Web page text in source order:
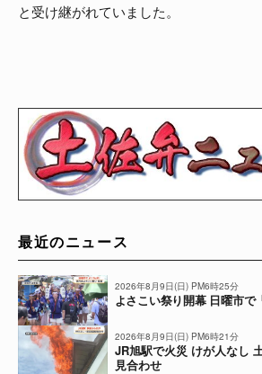
と受け継がれていました。
最近のニュース
2026年8月9日(日) PM6時25分
よさこい祭り開幕 日曜市で
2026年8月9日(日) PM6時21分
JR旭駅で火災 けが人なし
見合わせ